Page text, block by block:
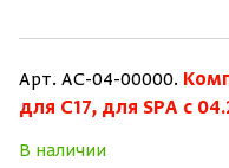
Арт. AC-04-00000.
для C17, для SPA c
В наличии